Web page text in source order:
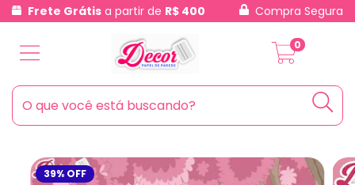
Frete Grátis a partir de R$ 400 Compra Segura
0
39% OFF